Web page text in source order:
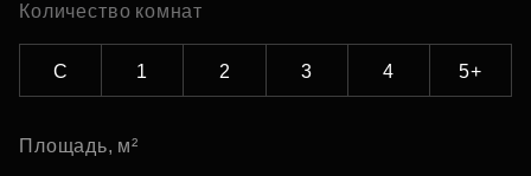
Количество комнат
С 1 2 3 4 5+
Площадь, м²